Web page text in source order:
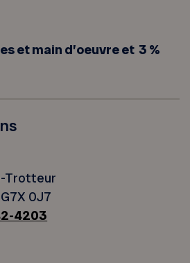
et main d’oeuvre et 3 %
Trotteur
0J7
4203